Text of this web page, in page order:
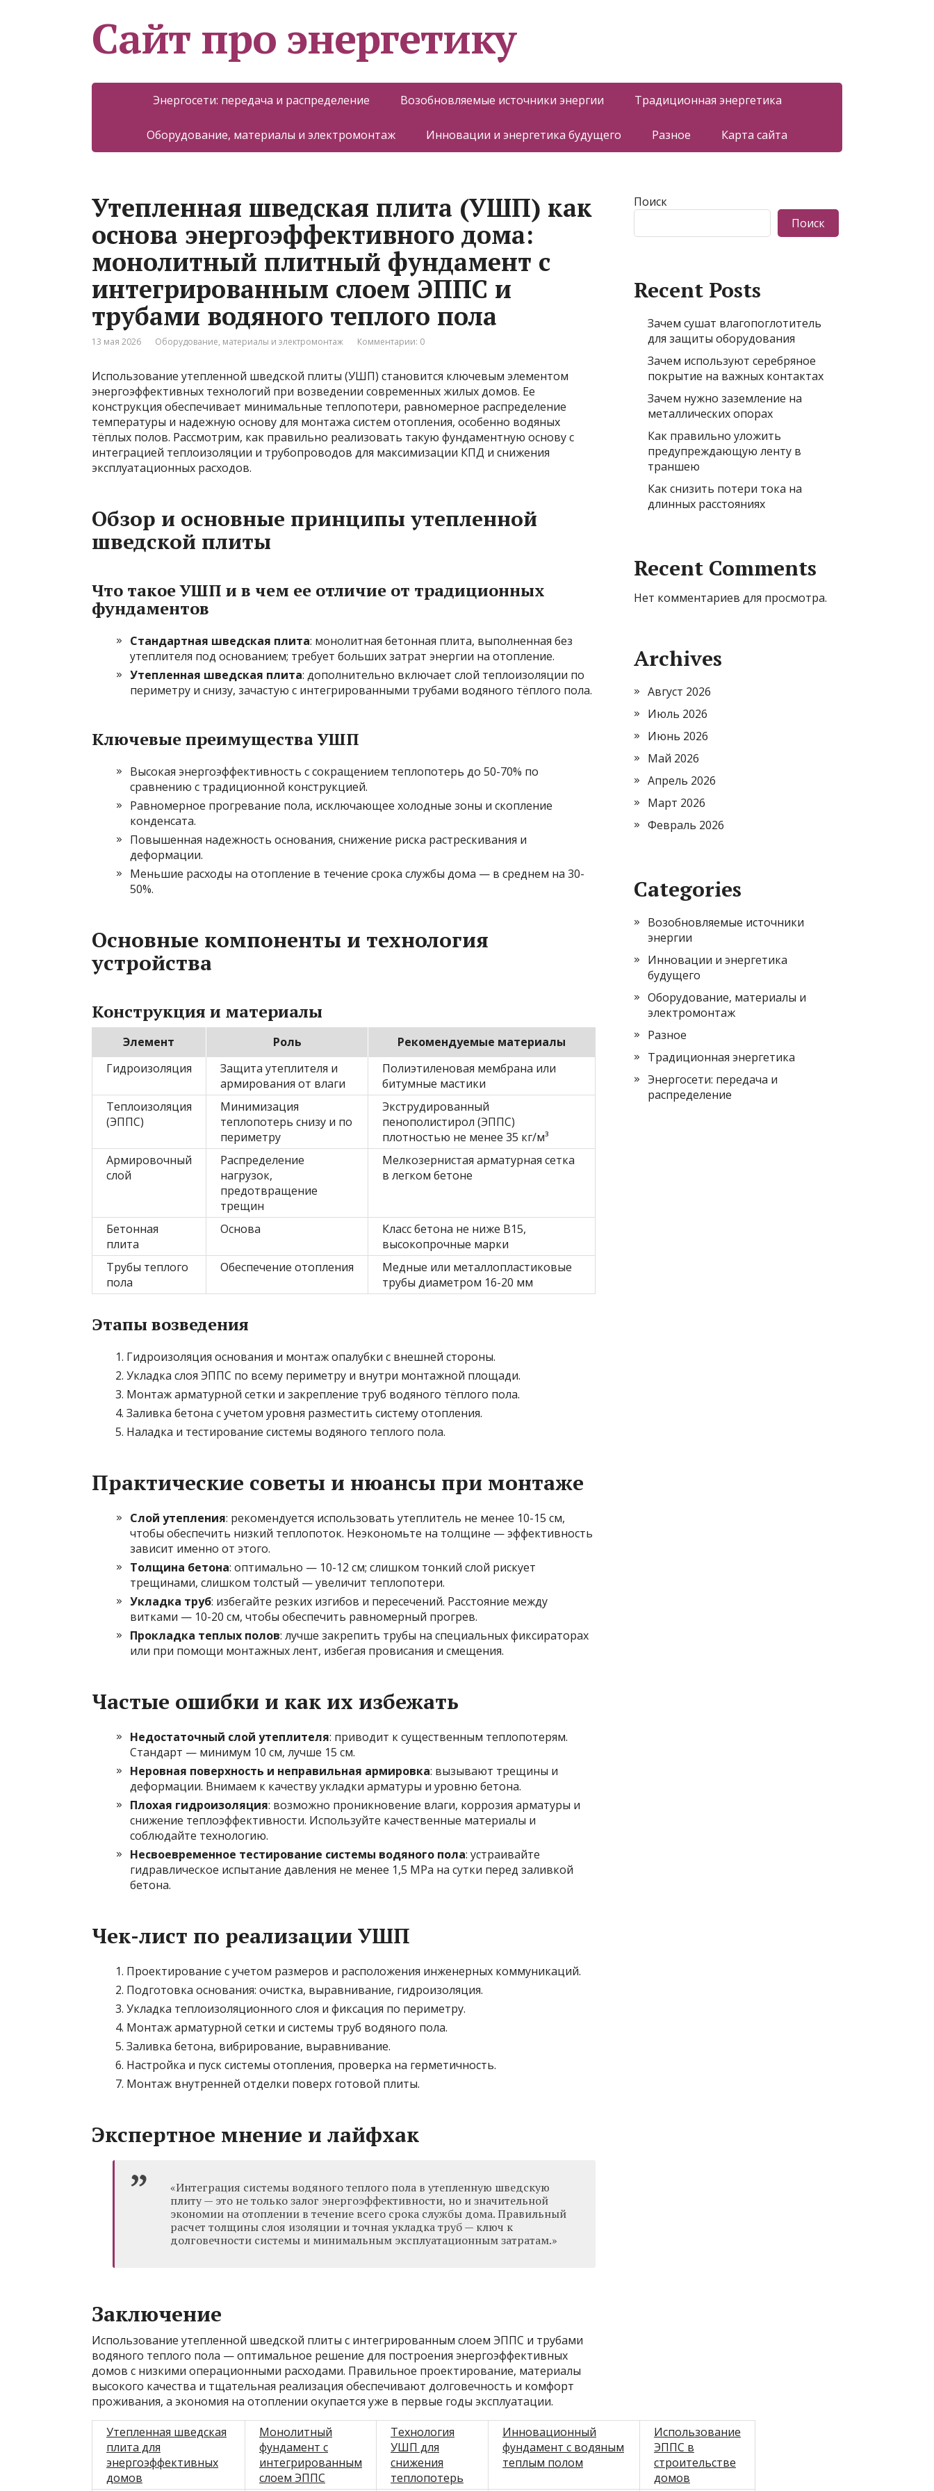
Сайт про энергетику
Энергосети: передача и распределение Возобновляемые источники энергии Традиционная энергетика
Оборудование, материалы и электромонтаж Инновации и энергетика будущего Разное Карта сайта
Утепленная шведская плита (УШП) как
основа энергоэффективного дома:
монолитный плитный фундамент с
интегрированным слоем ЭППС и
трубами водяного теплого пола
13 мая 2026 Оборудование, материалы и электромонтаж Комментарии: 0
Использование утепленной шведской плиты (УШП) становится ключевым элементом
энергоэффективных технологий при возведении современных жилых домов. Ее
конструкция обеспечивает минимальные теплопотери, равномерное распределение
температуры и надежную основу для монтажа систем отопления, особенно водяных
тёплых полов. Рассмотрим, как правильно реализовать такую фундаментную основу с
интеграцией теплоизоляции и трубопроводов для максимизации КПД и снижения
эксплуатационных расходов.
Обзор и основные принципы утепленной
шведской плиты
Что такое УШП и в чем ее отличие от традиционных
фундаментов
Стандартная шведская плита: монолитная бетонная плита, выполненная без
утеплителя под основанием; требует больших затрат энергии на отопление.
Утепленная шведская плита: дополнительно включает слой теплоизоляции по
периметру и снизу, зачастую с интегрированными трубами водяного тёплого пола.
Ключевые преимущества УШП
Высокая энергоэффективность с сокращением теплопотерь до 50-70% по
сравнению с традиционной конструкцией.
Равномерное прогревание пола, исключающее холодные зоны и скопление
конденсата.
Повышенная надежность основания, снижение риска растрескивания и
деформации.
Меньшие расходы на отопление в течение срока службы дома — в среднем на 30-
50%.
Основные компоненты и технология
устройства
Конструкция и материалы
Элемент Роль
Рекомендуемые материалы
Гидроизоляция
Защита утеплителя и
армирования от влаги
Полиэтиленовая мембрана или
битумные мастики
Теплоизоляция
(ЭППС)
Минимизация
теплопотерь снизу и по
периметру
Экструдированный
пенополистирол (ЭППС)
плотностью не менее 35 кг/м³
Армировочный
слой
Распределение
нагрузок,
предотвращение
трещин
Мелкозернистая арматурная сетка
в легком бетоне
Бетонная
плита
Основа
Класс бетона не ниже B15,
высокопрочные марки
Трубы теплого
пола
Обеспечение отопления
Медные или металлопластиковые
трубы диаметром 16-20 мм
Этапы возведения
Гидроизоляция основания и монтаж опалубки с внешней стороны.
Укладка слоя ЭППС по всему периметру и внутри монтажной площади.
Монтаж арматурной сетки и закрепление труб водяного тёплого пола.
Заливка бетона с учетом уровня разместить систему отопления.
Наладка и тестирование системы водяного теплого пола.
Практические советы и нюансы при монтаже
Слой утепления: рекомендуется использовать утеплитель не менее 10-15 см,
чтобы обеспечить низкий теплопоток. Неэкономьте на толщине — эффективность
зависит именно от этого.
Толщина бетона: оптимально — 10-12 см; слишком тонкий слой рискует
трещинами, слишком толстый — увеличит теплопотери.
Укладка труб: избегайте резких изгибов и пересечений. Расстояние между
витками — 10-20 см, чтобы обеспечить равномерный прогрев.
Прокладка теплых полов: лучше закрепить трубы на специальных фиксираторах
или при помощи монтажных лент, избегая провисания и смещения.
Частые ошибки и как их избежать
Недостаточный слой утеплителя: приводит к существенным теплопотерям.
Стандарт — минимум 10 см, лучше 15 см.
Неровная поверхность и неправильная армировка: вызывают трещины и
деформации. Внимаем к качеству укладки арматуры и уровню бетона.
Плохая гидроизоляция: возможно проникновение влаги, коррозия арматуры и
снижение теплоэффективности. Используйте качественные материалы и
соблюдайте технологию.
Несвоевременное тестирование системы водяного пола: устраивайте
гидравлическое испытание давления не менее 1,5 MPa на сутки перед заливкой
бетона.
Чек-лист по реализации УШП
Проектирование с учетом размеров и расположения инженерных коммуникаций.
Подготовка основания: очистка, выравнивание, гидроизоляция.
Укладка теплоизоляционного слоя и фиксация по периметру.
Монтаж арматурной сетки и системы труб водяного пола.
Заливка бетона, вибрирование, выравнивание.
Настройка и пуск системы отопления, проверка на герметичность.
Монтаж внутренней отделки поверх готовой плиты.
Экспертное мнение и лайфхак
«Интеграция системы водяного теплого пола в утепленную шведскую
плиту — это не только залог энергоэффективности, но и значительной
экономии на отоплении в течение всего срока службы дома. Правильный
расчет толщины слоя изоляции и точная укладка труб — ключ к
долговечности системы и минимальным эксплуатационным затратам.»
Заключение
Использование утепленной шведской плиты с интегрированным слоем ЭППС и трубами
водяного теплого пола — оптимальное решение для построения энергоэффективных
домов с низкими операционными расходами. Правильное проектирование, материалы
высокого качества и тщательная реализация обеспечивают долговечность и комфорт
проживания, а экономия на отоплении окупается уже в первые годы эксплуатации.
Утепленная шведская
плита для
энергоэффективных
домов
Монолитный
фундамент с
интегрированным
слоем ЭППС
Технология
УШП для
снижения
теплопотерь
Инновационный
фундамент с водяным
теплым полом
Использование
ЭППС в
строительстве
домов
Поиск
Поиск
Recent Posts
Зачем сушат влагопоглотитель
для защиты оборудования
Зачем используют серебряное
покрытие на важных контактах
Зачем нужно заземление на
металлических опорах
Как правильно уложить
предупреждающую ленту в
траншею
Как снизить потери тока на
длинных расстояниях
Recent Comments
Нет комментариев для просмотра.
Archives
Август 2026
Июль 2026
Июнь 2026
Май 2026
Апрель 2026
Март 2026
Февраль 2026
Categories
Возобновляемые источники
энергии
Инновации и энергетика
будущего
Оборудование, материалы и
электромонтаж
Разное
Традиционная энергетика
Энергосети: передача и
распределение